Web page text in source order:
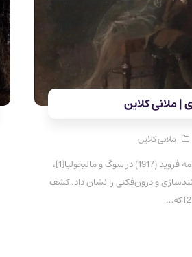
| ملانی کلاین
ملانی کلاین
در باب همانند‌سازی مقدمه فروید (1917) در سوگ و مالیخولیا[1]،
و درون‌فکنی را نشان داد. کشف